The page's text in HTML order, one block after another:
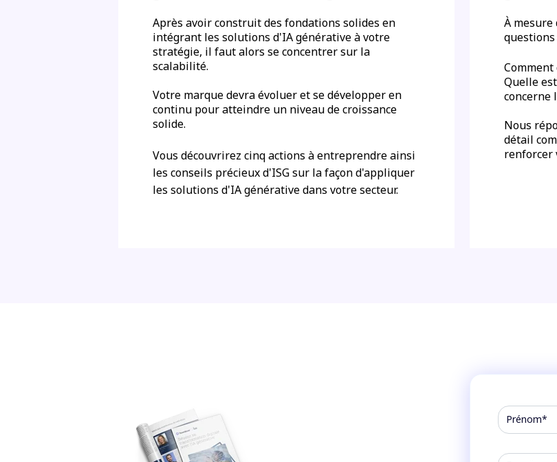
Après avoir construit des fondations solides en
intégrant les solutions d'IA générative à votre
stratégie, il faut alors se concentrer sur la
scalabilité.
Votre marque devra évoluer et se développer en
continu pour atteindre un niveau de croissance
solide.
Vous découvrirez cinq actions à entreprendre ainsi
les conseils précieux d'ISG sur la façon d'appliquer
les solutions d'IA générative dans votre secteur.
À mesure
Quelle
concerne
Nous
détail
renforcer